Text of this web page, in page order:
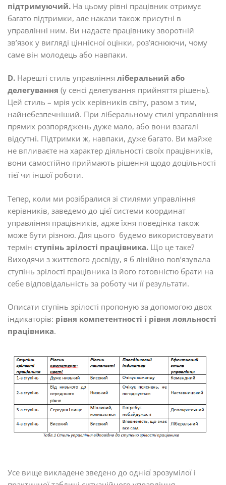
підтримуючий. На цьому рівні працівник отримує
багато підтримки, але накази також присутні в
управлінні ним. Ви надаєте працівнику зворотній
зв’язок у вигляді ціннісної оцінки, роз’яснюючи, чому
саме він молодець або навпаки.
D. Нарешті стиль управління ліберальний або
делегування (у сенсі делегування прийняття рішень).
Цей стиль – мрія усіх керівників світу, разом з тим,
найнебезпечніший. При ліберальному стилі управління
прямих розпоряджень дуже мало, або вони взагалі
відсутні. Підтримки ж, навпаки, дуже багато. Ви майже
не впливаєте на характер діяльності своїх працівників,
вони самостійно приймають рішення щодо доцільності
тієї чи іншої роботи.
Тепер, коли ми розібралися зі стилями управління
керівників, заведемо до цієї системи координат
управління працівників, адже їхня поведінка також
може бути різною. Для цього будемо використовувати
термін ступінь зрілості працівника. Що це таке?
Виходячи з життєвого досвіду, я б лінійно пов’язувала
ступінь зрілості працівника із його готовністю брати на
себе відповідальність за роботу чи її результати.
Описати ступінь зрілості пропоную за допомогою двох
індикаторів: рівня компетентності і рівня лояльності
працівника.
Усе вище викладене зведено до однієї зрозумілої і